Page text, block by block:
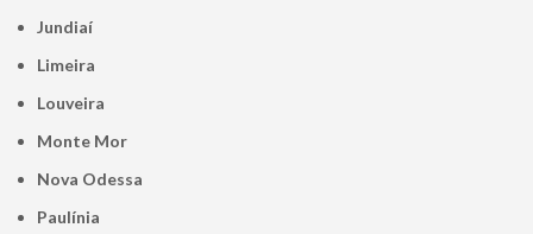
Jundiaí
Limeira
Louveira
Monte Mor
Nova Odessa
Paulínia